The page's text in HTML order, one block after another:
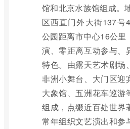
馆和北京水族馆组成。
区西直门外大街137号
公园距离市中心16公里
演、零距离互动参与、
特色。由露天艺术剧场
非洲小舞台、大门区迎
大象馆、五洲花车巡游
组成，点缀近百处世界
常年组织文艺演出和参